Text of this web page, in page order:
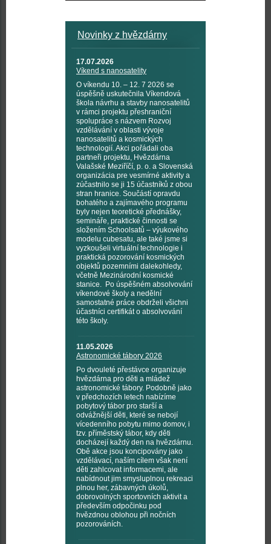
Novinky z hvězdárny
17.07.2026
Víkend s nanosatelity
O víkendu 10. – 12. 7 2026 se
úspěšně uskutečnila Víkendová
škola návrhu a stavby nanosatelitů
v rámci projektu přeshraniční
spolupráce s názvem Rozvoj
vzdělávání v oblasti vývoje
nanosatelitů a kosmických
technologií. Akci pořádali oba
partneři projektu, Hvězdárna
Valašské Meziříčí, p. o. a Slovenská
organizácia pre vesmírné aktivity a
zúčastnilo se ji 15 účastníků z obou
stran hranice. Součástí opravdu
bohatého a zajímavého programu
byly nejen teoretické přednášky,
semináře, praktické činnosti se
složením Schoolsatů – výukového
modelu cubesatu, ale také jsme si
vyzkoušeli virtuální technologie i
praktická pozorování kosmických
objektů pozemními dalekohledy,
včetně Mezinárodní kosmické
stanice. Po úspěšném absolvování
víkendové školy a nedělní
samostatné práce obdrželi všichni
účastníci certifikát o absolvování
této školy.
11.05.2026
Astronomické tábory 2026
Po dvouleté přestávce organizuje
hvězdárna pro děti a mládež
astronomické tábory. Podobně jako
v předchozích letech nabízíme
pobytový tábor pro starší a
odvážnější děti, které se nebojí
vícedenního pobytu mimo domov, i
tzv. příměstský tábor, kdy děti
docházejí každý den na hvězdárnu.
Obě akce jsou koncipovány jako
vzdělávací, naším cílem však není
děti zahlcovat informacemi, ale
nabídnout jim smysluplnou rekreaci
plnou her, zábavných úkolů,
dobrovolných sportovních aktivit a
především odpočinku pod
hvězdnou oblohou při nočních
pozorováních.